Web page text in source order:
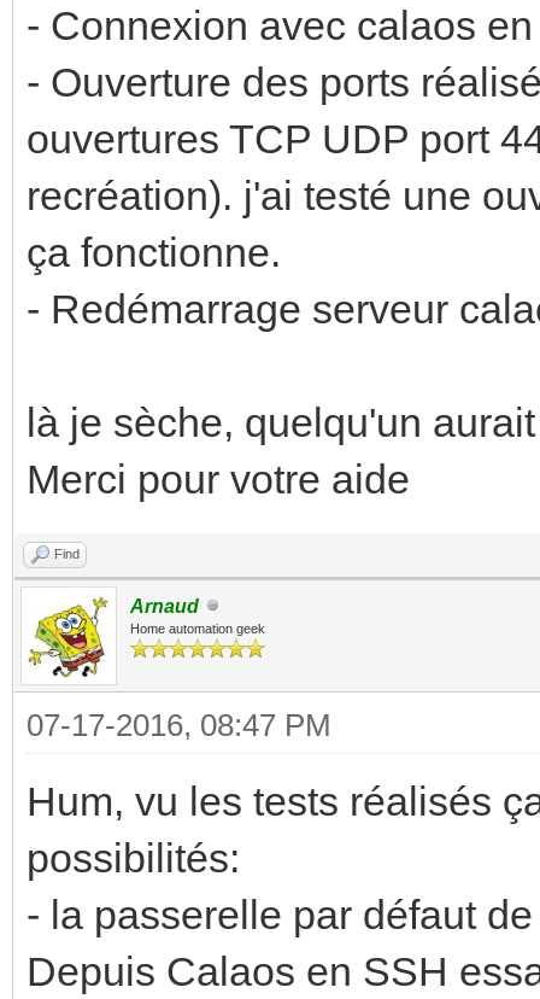
- Connexion avec calaos
- Ouverture des ports
ouvertures TCP UDP port
recréation). j'ai testé une
ça fonctionne.
- Redémarrage serveur
là je sèche, quelqu'un
Merci pour votre aide
Find
Arnaud
Home automation geek
07-17-2016, 08:47 PM
Hum, vu les tests réalisés
possibilités:
- la passerelle par défaut
Depuis Calaos en SSH